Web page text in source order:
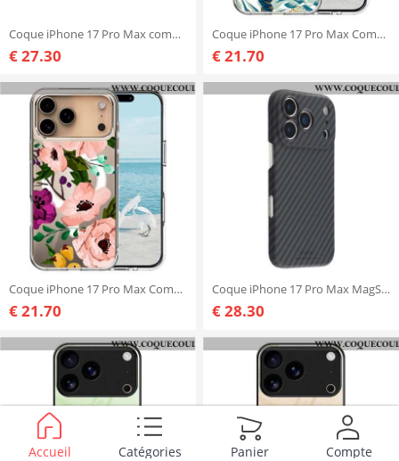
Coque iPhone 17 Pro Max compatible MagSafe
€ 27.30
Coque iPhone 17 Pro Max Compatible MagSafe Fleurs Blanches
€ 21.70
Coque iPhone 17 Pro Max Compatible MagSafe Fleurie
€ 21.70
Coque iPhone 17 Pro Max MagSafe Ultra-Fine X-LEVEL
€ 28.30
Accueil Catégories Panier Compte